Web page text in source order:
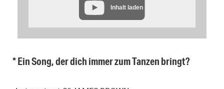
Inhalt laden
* Ein Song, der dich immer zum Tanzen bringt?